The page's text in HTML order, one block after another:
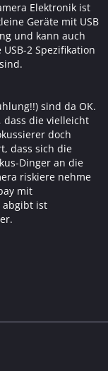
Elektronik ist
Geräte mit USB
und kann auch
2 Spezifikation
sind da OK.
dass die vielleicht
doch
dass sich die
Dinger an die
riskiere nehme
mit
abgibt ist